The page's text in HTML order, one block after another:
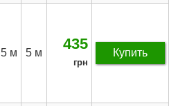
5 м 5 м
435
грн
Купить